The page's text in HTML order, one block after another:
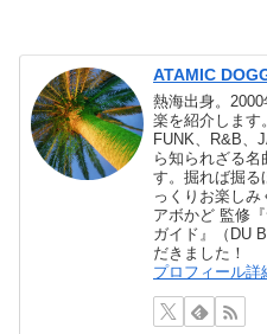
ATAMIC
熱海出身。
楽を紹介します
FUNK、R&B、
ら知られざる名
す。掘れば掘る
っくりお楽し
アボかど 監修
ガイド』（DU
だきました！
プロフィール詳